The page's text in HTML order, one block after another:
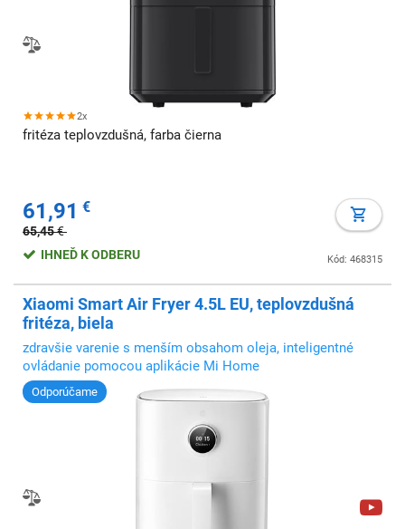
2x
fritéza teplovzdušná, farba čierna
61,91 €
65,45€
Kód: 468315
IHNEĎ K ODBERU
Xiaomi Smart Air Fryer 4.5L EU, teplovzdušná
fritéza, biela
zdravšie varenie s menším obsahom oleja, inteligentné
ovládanie pomocou aplikácie Mi Home
Odporúčame